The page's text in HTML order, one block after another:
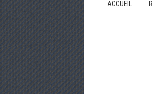
ACCUEIL